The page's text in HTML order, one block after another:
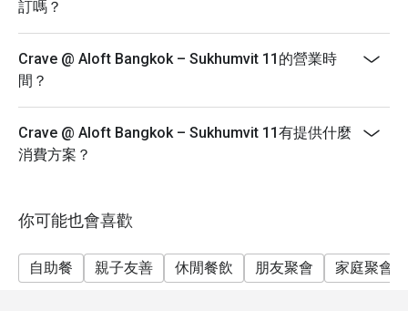
- 自選海鮮炒鍋站
選擇您的海鮮及醬汁，完美鑊炒
- 泰式沙律輪換菜單
蘇式辣鮮三文魚配檸檬草沙律、泰式辣肉餅沙律、泰式
鯖魚配米線沙律
訂嗎？
Crave @ Aloft Bangkok – Sukhumvit 11的營業時
間？
Crave @ Aloft Bangkok – Sukhumvit 11有提供什麼
消費方案？
你可能也會喜歡
自助餐 親子友善 休閒餐飲 朋友聚會 家庭聚會